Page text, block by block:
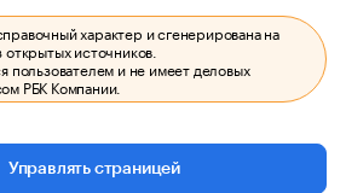
характер и сгенерирована на
источников.
пользователем и не имеет деловых
РБК Компании.
Управлять страницей